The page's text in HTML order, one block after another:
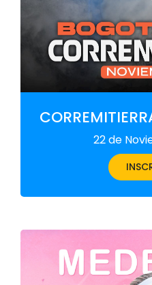
22 de